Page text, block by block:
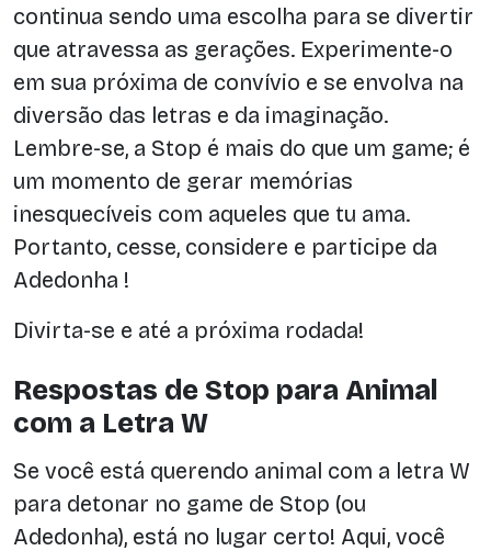
continua sendo uma escolha para se divertir
que atravessa as gerações. Experimente-o
em sua próxima de convívio e se envolva na
diversão das letras e da imaginação.
Lembre-se, a Stop é mais do que um game; é
um momento de gerar memórias
inesquecíveis com aqueles que tu ama.
Portanto, cesse, considere e participe da
Adedonha !
Divirta-se e até a próxima rodada!
Respostas de Stop para Animal
com a Letra W
Se você está querendo animal com a letra W
para detonar no game de Stop (ou
Adedonha), está no lugar certo! Aqui, você